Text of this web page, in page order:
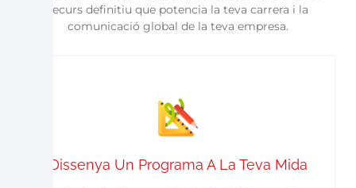
recurs definitiu que potencia la teva carrera i la
comunicació global de la teva empresa.
Dissenya Un Programa A La Teva Mida